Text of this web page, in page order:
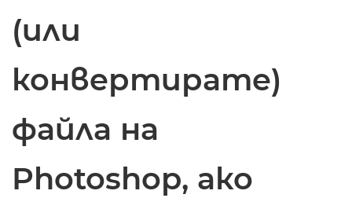
(или
конвертирате)
файла на
Photoshop, ако